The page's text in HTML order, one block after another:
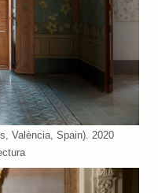
València, Spain). 2020